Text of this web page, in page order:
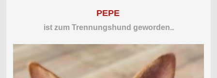
PEPE
ist zum Trennungshund geworden..